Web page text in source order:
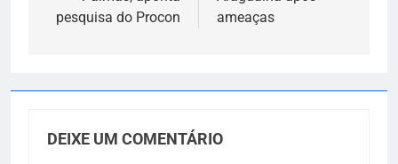
pesquisa do Procon
ameaças
DEIXE UM COMENTÁRIO